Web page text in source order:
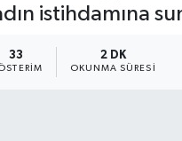
istihdamına
33 2 DK
OKUNMA SÜRESI